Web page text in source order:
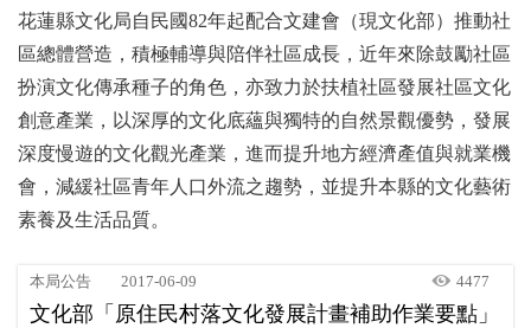
花蓮縣文化局自民國82年起配合文建會（現文化部）推動社
區總體營造，積極輔導與陪伴社區成長，近年來除鼓勵社區
扮演文化傳承種子的角色，亦致力於扶植社區發展社區文化
創意產業，以深厚的文化底蘊與獨特的自然景觀優勢，發展
深度慢遊的文化觀光產業，進而提升地方經濟產值與就業機
會，減緩社區青年人口外流之趨勢，並提升本縣的文化藝術
素養及生活品質。
本局公告 2017-06-09 4477
文化部「原住民村落文化發展計畫補助作業要點」